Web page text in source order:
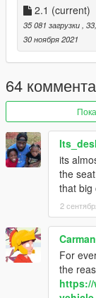
2. export
"mods/update/
OpenIV
open the file
end:
dlcpacks:/
3. Import
OpenIV
4. Done, use
car spawn
Please tell me
found
2.1 (current)
35 081 загрузки ,
30 ноября 2021
64
its
the
that big
2
For
the
https://